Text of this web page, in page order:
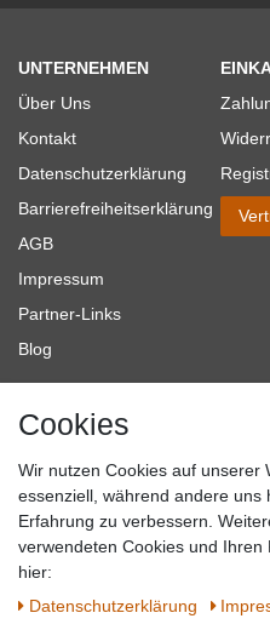
UNTERNEHMEN
Über Uns
Kontakt
Datenschutzerklärung
Barrierefreiheitserklärung
AGB
Impressum
Partner-Links
Blog
SICHER EINKAUFEN
Cookies
Wir nutzen Cookies auf unserer
essenziell, während andere
Erfahrung zu verbessern.
verwendeten Cookies und
hier:
Daten­schutz­erklärung